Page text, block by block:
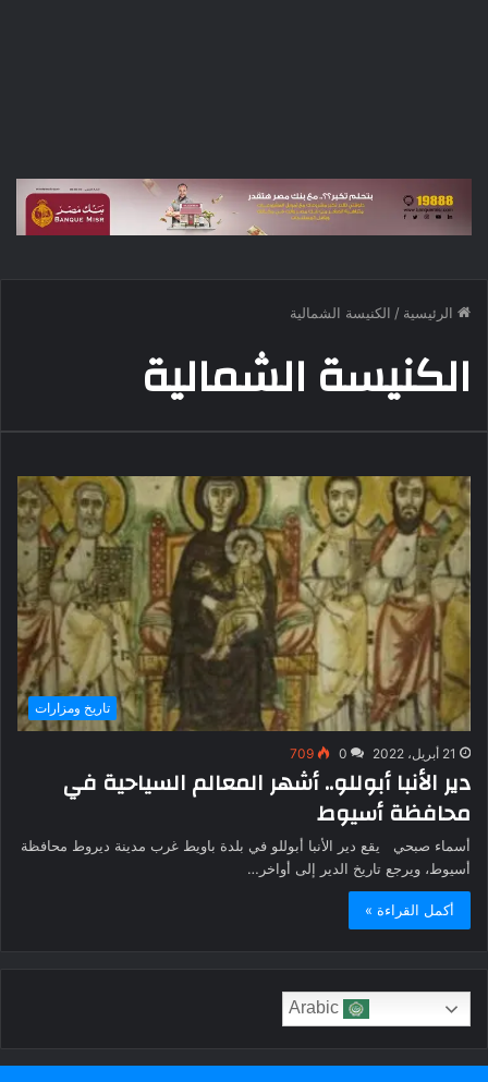
الرئيسية / الكنيسة الشمالية
الكنيسة الشمالية
تاريخ ومزارات
21 أبريل، 2022 0
709
دير الأنبا أبوللو.. أشهر المعالم السياحية في
محافظة أسيوط
أسماء صبحي يقع دير الأنبا أبوللو في بلدة باويط غرب مدينة ديروط محافظة
أسيوط، ويرجع تاريخ الدير إلى أواخر…
أكمل القراءة »